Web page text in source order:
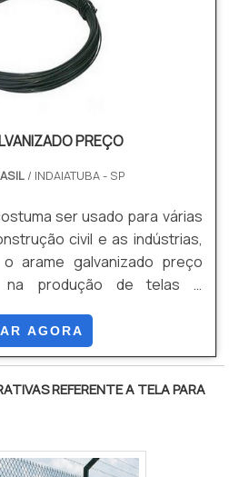
PREÇO
/ INDAIATUBA - SP
ser usado para várias
civil e as indústrias,
arame galvanizado preço
na produção de telas e
é referência. Em geral, as
esses cercamentos
resistir durante um longo
investimento que vale a
AGORA
REFERENTE A TELA PARA